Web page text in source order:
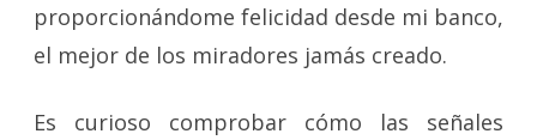
proporcionándome felicidad desde mi banco,
el mejor de los miradores jamás creado.
Es curioso comprobar cómo las señales